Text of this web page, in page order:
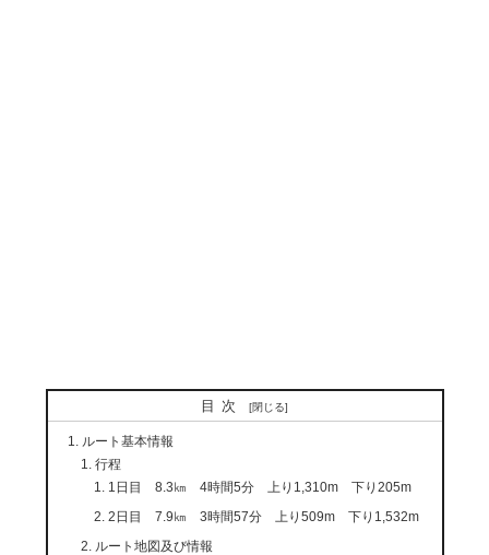
目次
ルート基本情報
行程
1日目 8.3㎞ 4時間5分 上り1,310m 下り205m
2日目 7.9㎞ 3時間57分 上り509m 下り1,532m
ルート地図及び情報